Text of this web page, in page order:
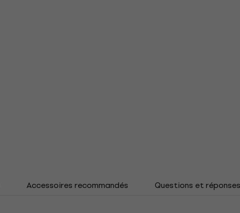
Accessoires recommandés Questions et réponses